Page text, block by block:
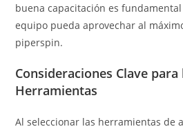
buena capacitación es
equipo pueda aprovechar al
piperspin.
Consideraciones Clave para
Herramientas
Al seleccionar las herramientas de